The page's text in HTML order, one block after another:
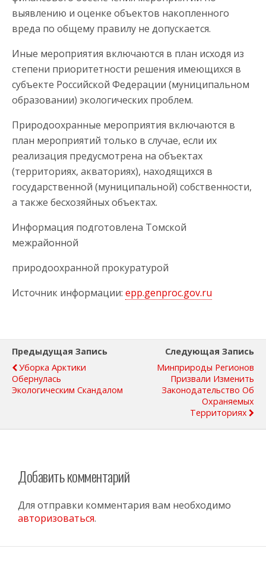
выявлению и оценке объектов накопленного
вреда по общему правилу не допускается.
Иные мероприятия включаются в план исходя из
степени приоритетности решения имеющихся в
субъекте Российской Федерации (муниципальном
образовании) экологических проблем.
Природоохранные мероприятия включаются в
план мероприятий только в случае, если их
реализация предусмотрена на объектах
(территориях, акваториях), находящихся в
государственной (муниципальной) собственности,
а также бесхозяйных объектах.
Информация подготовлена Томской
межрайонной
природоохранной прокуратурой
Источник информации: epp.genproc.gov.ru
Предыдущая Запись
Уборка Арктики
Обернулась
Экологическим Скандалом
Следующая Запись
Минприроды Регионов
Призвали Изменить
Законодательство Об
Охраняемых
Территориях
Добавить комментарий
Для отправки комментария вам необходимо
авторизоваться.